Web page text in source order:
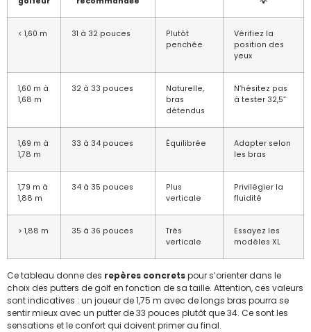
< 1,60 m 31 à 32 pouces
Plutôt
penchée
Vérifiez la
position des
yeux
1,60 m à
1,68 m
32 à 33 pouces
Naturelle,
bras
détendus
N’hésitez pas
à tester 32,5”
1,69 m à
1,78 m
33 à 34 pouces Équilibrée
Adapter selon
les bras
1,79 m à
1,88 m
34 à 35 pouces
Plus
verticale
Privilégier la
fluidité
> 1,88 m 35 à 36 pouces
Très
verticale
Essayez les
modèles XL
Ce tableau donne des repères concretspour s’orienter dans le
choix des putters de golf en fonction de sa taille. Attention, ces valeurs
sont indicatives : un joueur de 1,75 m avec de longs bras pourra se
sentir mieux avec un putter de 33 pouces plutôt que 34. Ce sont les
sensations et le confort qui doivent primer au final.